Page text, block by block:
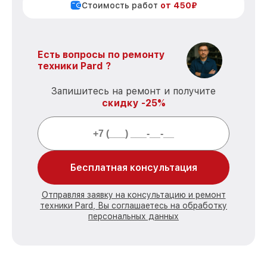
Стоимость работ от 450₽
Есть вопросы по ремонту
техники Pard ?
Запишитесь на ремонт и получите
скидку -25%
Бесплатная консультация
Отправляя заявку на консультацию и ремонт
техники Pard, Вы соглашаетесь на обработку
персональных данных